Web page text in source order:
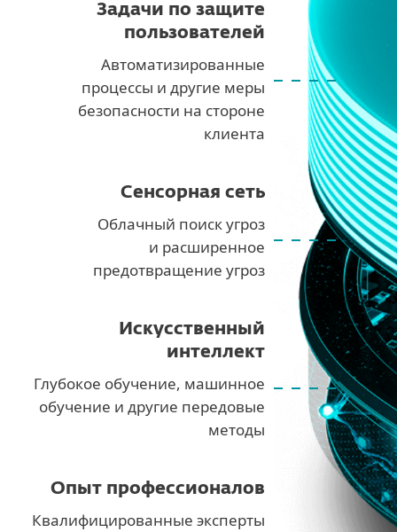
Задачи по защите
пользователей
Автоматизированные
процессы и другие меры
безопасности на стороне
клиента
Сенсорная сеть
Облачный поиск угроз
и расширенное
предотвращение угроз
Искусственный
интеллект
Глубокое обучение, машинное
обучение и другие передовые
методы
Опыт профессионалов
Квалифицированные эксперты